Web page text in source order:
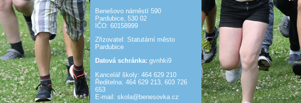
Benešovo náměstí 590
Pardubice, 530 02
IČO: 60158999
Zřizovatel: Statutární město
Pardubice
Datová schránka: gvnhki9
Kancelář školy: 464 629 210
Ředitelna: 464 629 213, 603 726
653
E-mail: skola@benesov­ka.cz